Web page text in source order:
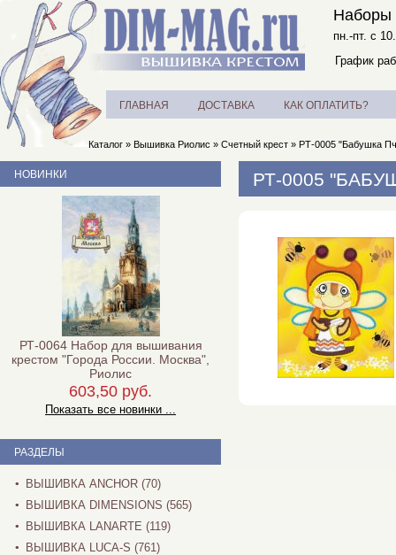
Наборы
пн.-пт. с
График
ГЛАВНАЯ ДОСТАВКА КАК ОПЛАТИТЬ?
Каталог » Вышивка Риолис » Счетный крест » РТ-0005 "Бабушка
РТ-0005
НОВИНКИ
РТ-0064 Набор для вышивания
крестом "Города России. Москва",
Риолис
603,50 руб.
Показать все новинки ...
РАЗДЕЛЫ
ВЫШИВКА ANCHOR (70)
ВЫШИВКА DIMENSIONS (565)
ВЫШИВКА LANARTE (119)
ВЫШИВКА LUCA-S (761)